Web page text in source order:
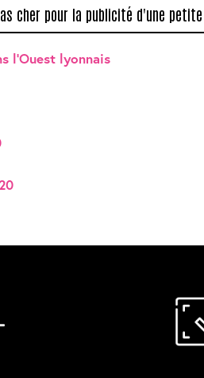
cher pour la publicité d'une
l'Ouest lyonnais